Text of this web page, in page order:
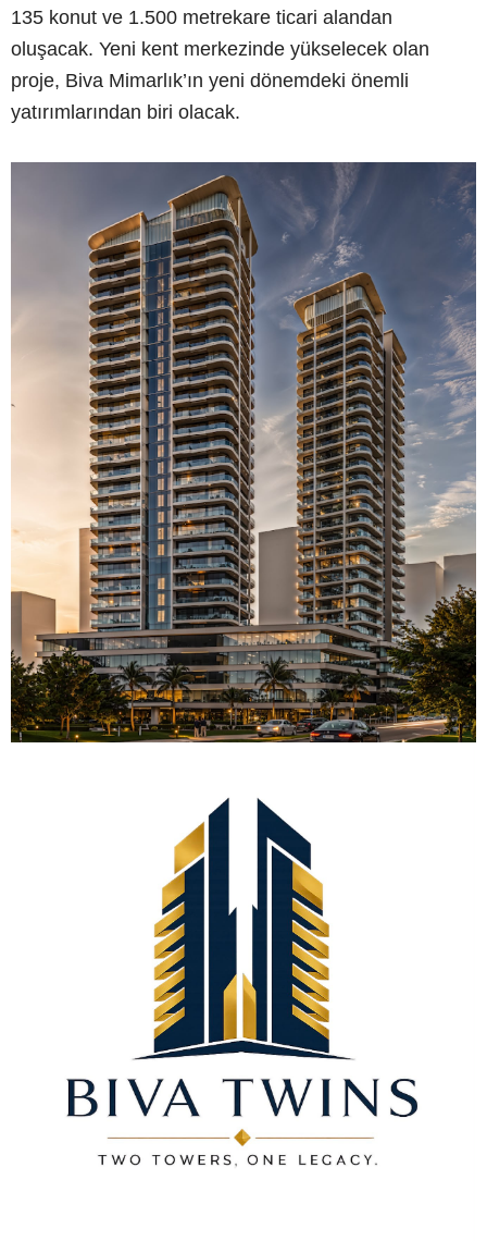
135 konut ve 1.500 metrekare ticari alandan
oluşacak. Yeni kent merkezinde yükselecek olan
proje, Biva Mimarlık’ın yeni dönemdeki önemli
yatırımlarından biri olacak.